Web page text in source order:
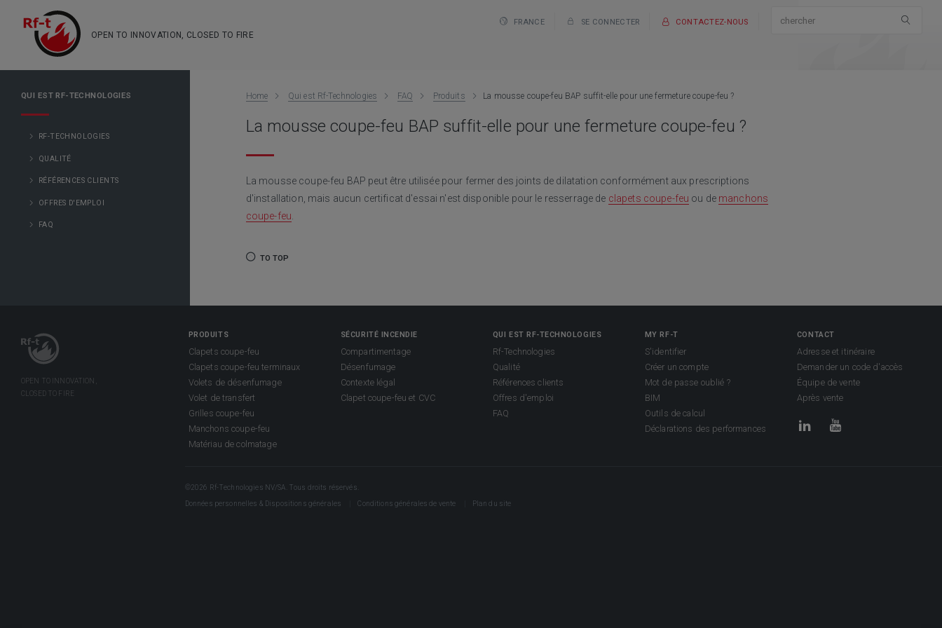
OPEN TO INNOVATION, CLOSED TO FIRE
FRANCE SE CONNECTER CONTACTEZ-NOUS
QUI EST RF-TECHNOLOGIES
RF-TECHNOLOGIES
QUALITÉ
RÉFÉRENCES CLIENTS
OFFRES D'EMPLOI
FAQ
Home Qui est Rf-Technologies FAQ Produits La mousse coupe-feu BAP suffit-elle pour une fermeture coupe-feu ?
La mousse coupe-feu BAP suffit-elle pour une fermeture coupe-feu ?
La mousse coupe-feu BAP peut être utilisée pour fermer des joints de dilatation conformément aux prescriptions
d'installation, mais aucun certificat d'essai n'est disponible pour le resserrage de clapets coupe-feu ou de manchons
coupe-feu.
TO TOP
PRODUITS
Clapets coupe-feu
Clapets coupe-feu terminaux
Volets de désenfumage
Volet de transfert
Grilles coupe-feu
Manchons coupe-feu
Matériau de colmatage
SÉCURITÉ INCENDIE
Compartimentage
Désenfumage
Contexte légal
Clapet coupe-feu et CVC
QUI EST RF-TECHNOLOGIES
Rf-Technologies
Qualité
Références clients
Offres d'emploi
FAQ
MY RF-T
S'identifier
Créer un compte
Mot de passe oublié ?
BIM
Outils de calcul
Déclarations des performances
CONTACT
Adresse et itinéraire
Demander un code d'accès
Équipe de vente
Après vente
©2026 Rf-Technologies NV/SA. Tous droits réservés.
Données personnelles & Dispositions générales Conditions générales de vente Plan du site